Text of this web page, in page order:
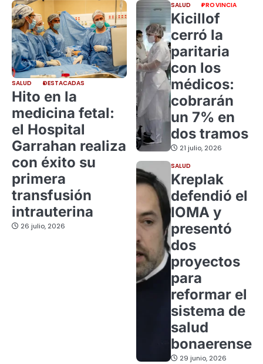
SALUD DESTACADAS
Hito en la
medicina fetal:
el Hospital
Garrahan realiza
con éxito su
primera
transfusión
intrauterina
26 julio, 2026
SALUD PROVINCIA
Kicillof
cerró la
paritaria
con los
médicos:
cobrarán
un 7% en
dos tramos
21 julio, 2026
SALUD
Kreplak
defendió el
IOMA y
presentó
dos
proyectos
para
reformar el
sistema de
salud
bonaerense
29 junio, 2026